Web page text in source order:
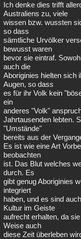
Ich denke dies trifft
Australiens zu, viele
wissen bzw. wussten
so dass
sämtliche Urvölker
bewusst waren
bevor sie eintraf.
auch die
Aboriginies hielten sich
Augen, so dass
es für ihr Volk kein
ein
anderes "Volk"
Jahrtausenden lebten.
"Umstände"
bereits aus der
Es ist wie eine Art
beobachten
ist. Das Blut welches
durch. Es
gibt genug Aboriginies
integriert
haben, und es sind
Kultur im Geiste
aufrecht erhalten, da
Weise auch
diese Zeit überleben